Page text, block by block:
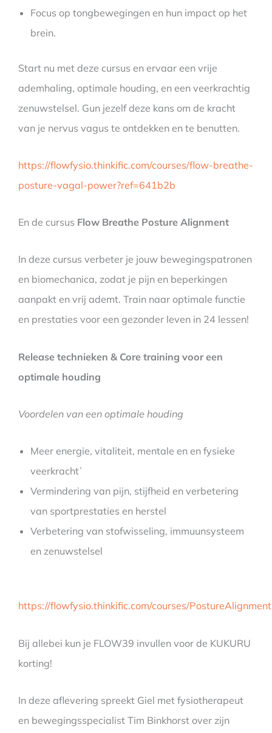
Focus op tongbewegingen en hun impact op het
brein.
Start nu met deze cursus en ervaar een vrije
ademhaling, optimale houding, en een veerkrachtig
zenuwstelsel. Gun jezelf deze kans om de kracht
van je nervus vagus te ontdekken en te benutten.
https://flowfysio.thinkific.com/courses/flow-breathe-
posture-vagal-power?ref=641b2b
En de cursus Flow Breathe Posture Alignment
In deze cursus verbeter je jouw bewegingspatronen
en biomechanica, zodat je pijn en beperkingen
aanpakt en vrij ademt. Train naar optimale functie
en prestaties voor een gezonder leven in 24 lessen!
Release technieken & Core training voor een
optimale houding
Voordelen van een optimale houding
Meer energie, vitaliteit, mentale en en fysieke
veerkracht`
Vermindering van pijn, stijfheid en verbetering
van sportprestaties en herstel
Verbetering van stofwisseling, immuunsysteem
en zenuwstelsel
https://flowfysio.thinkific.com/courses/PostureAlignment
Bij allebei kun je FLOW39 invullen voor de KUKURU
korting!
In deze aflevering spreekt Giel met fysiotherapeut
en bewegingsspecialist Tim Binkhorst over zijn